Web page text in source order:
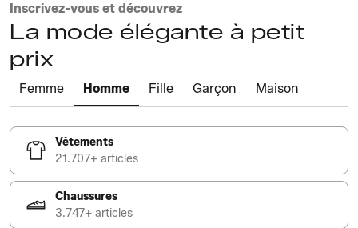
Inscrivez-vous et découvrez
La mode élégante à petit
prix
Femme Homme Fille Garçon Maison
Vêtements
21.707+ articles
Chaussures
3.747+ articles